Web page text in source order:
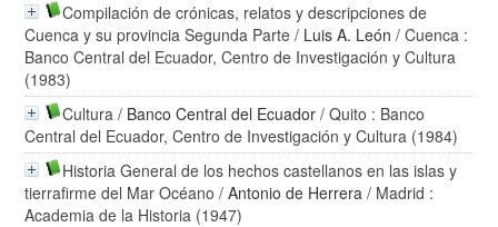
Compilación de crónicas, relatos y descripciones de
Cuenca y su provincia Segunda Parte / Luis A. León / Cuenca :
Banco Central del Ecuador, Centro de Investigación y Cultura
(1983)
Cultura / Banco Central del Ecuador / Quito : Banco
Central del Ecuador, Centro de Investigación y Cultura (1984)
Historia General de los hechos castellanos en las islas y
tierrafirme del Mar Océano /Antonio de Herrera / Madrid :
Academia de la Historia (1947)